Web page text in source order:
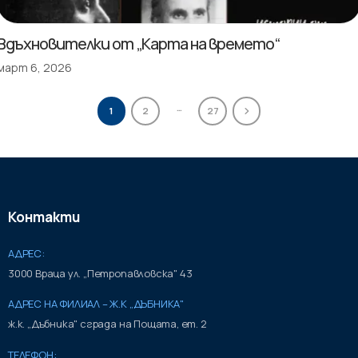
от „Карта на времето“
6, 2026
1 2 … 27
Контакти
АДРЕС:
3000 Враца ул. „Петропавловска" 43
АДРЕС НА ФИЛИАЛ – Ж.К „ДЪБНИКА"
ж.к. „Дъбника" сграда на Пощата, ет. 2
ТЕЛЕФОН: